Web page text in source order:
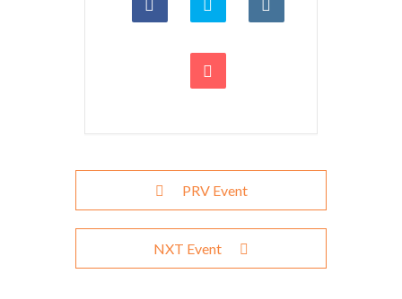
PRV Event
NXT Event